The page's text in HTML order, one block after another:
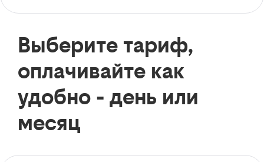
Выберите тариф,
оплачивайте как
удобно - день или
месяц